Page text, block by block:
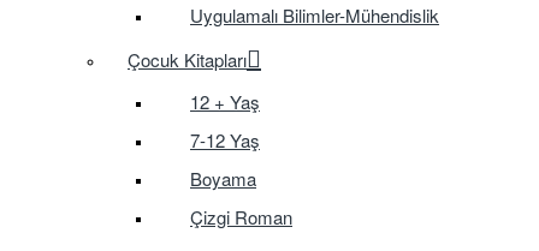
Uygulamalı Bilimler-Mühendislik
Çocuk Kitapları
12 + Yaş
7-12 Yaş
Boyama
Çizgi Roman